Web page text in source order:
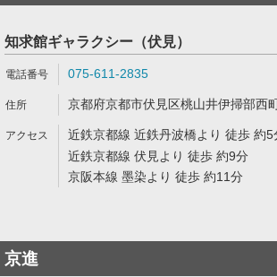
知求館ギャラクシー（伏見）
075-611-2835
京都府京都市伏見区桃山井伊掃部西
近鉄京都線 近鉄丹波橋より 徒歩 約5
近鉄京都線 伏見より 徒歩 約9分
京阪本線 墨染より 徒歩 約11分
京進